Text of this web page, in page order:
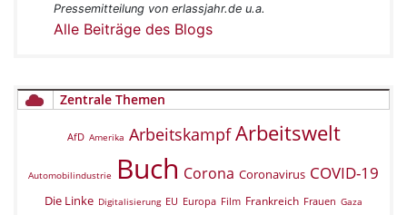
Pressemitteilung von erlassjahr.de u.a.
Alle Beiträge des Blogs
Zentrale Themen
AfD Amerika Arbeitskampf Arbeitswelt
Automobilindustrie Buch Corona Coronavirus COVID-19
Die Linke Digitalisierung EU Europa Film Frankreich Frauen Gaza